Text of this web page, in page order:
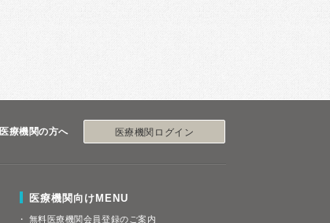
医療機関の方へ 医療機関ログイン
医療機関向けMENU
無料医療機関会員登録のご案内